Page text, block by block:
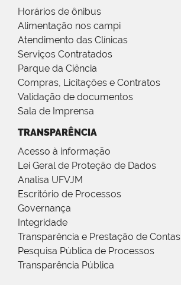
Horários de ônibus
Alimentação nos campi
Atendimento das Clínicas
Serviços Contratados
Parque da Ciência
Compras, Licitações e Contratos
Validação de documentos
Sala de Imprensa
TRANSPARÊNCIA
Acesso à informação
Lei Geral de Proteção de Dados
Analisa UFVJM
Escritório de Processos
Governança
Integridade
Transparência e Prestação de Contas
Pesquisa Pública de Processos
Transparência Pública